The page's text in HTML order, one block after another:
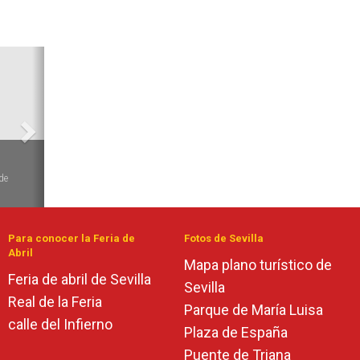
Para conocer la Feria de
Abril
Feria de abril de Sevilla
Real de la Feria
calle del Infierno
Fotos de Sevilla
Mapa plano turístico de
Sevilla
Parque de María Luisa
Plaza de España
Puente de Triana